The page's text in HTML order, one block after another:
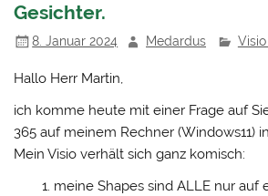
Gesichter.
8. Januar 2024 Medardus
Hallo Herr Martin,
ich komme heute mit einer Frage auf
365 auf meinem Rechner (Windows11)
Mein Visio verhält sich ganz komisch:
meine Shapes sind ALLE nur auf